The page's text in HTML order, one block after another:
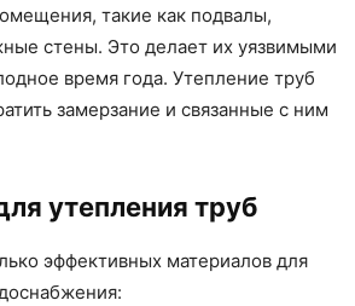
такие как подвалы,
стены. Это делает их уязвимыми
время года. Утепление труб
замерзание и связанные с ним
утепления труб
эффективных материалов для